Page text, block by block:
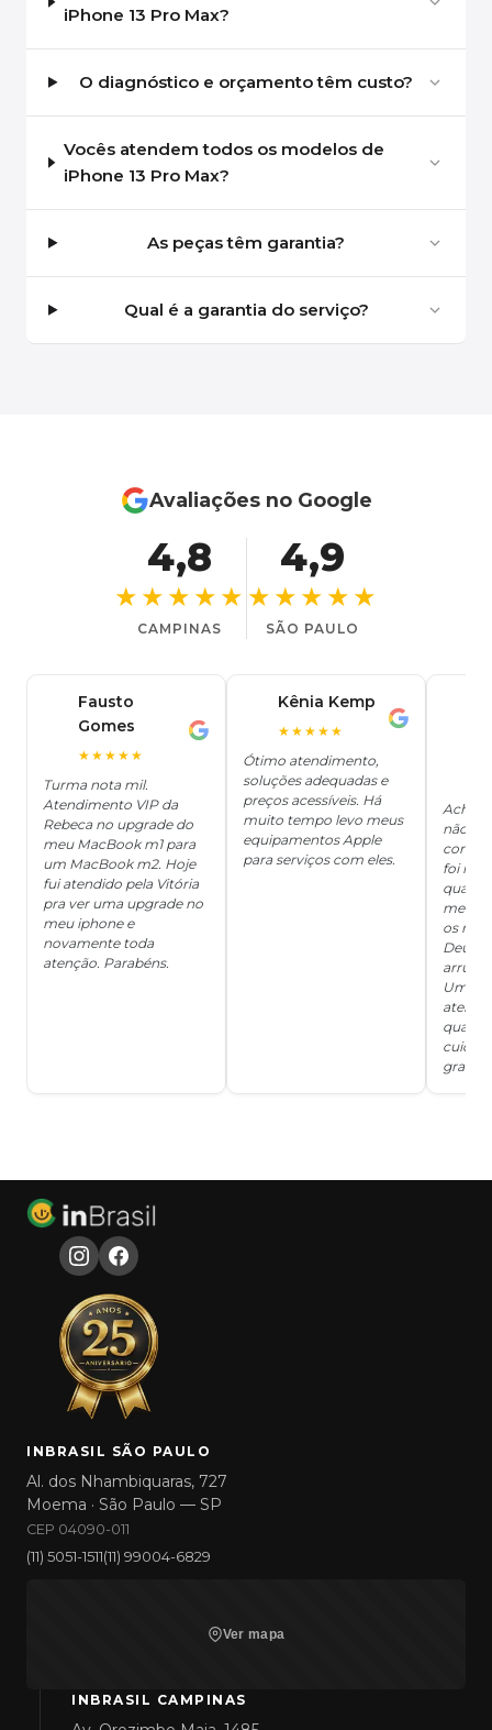
iPhone 13 Pro Max?
O diagnóstico e orçamento têm custo?
Vocês atendem todos os modelos de
iPhone 13 Pro Max?
As peças têm garantia?
Qual é a garantia do serviço?
Avaliações no Google
4,8
★★★★★
CAMPINAS
4,9
★★★★★
SÃO PAULO
Fausto
Gomes
★★★★★
Turma nota mil.
Atendimento VIP da
Rebeca no upgrade do
meu MacBook m1 para
um MacBook m2. Hoje
fui atendido pela Vitória
pra ver uma upgrade no
meu iphone e
novamente toda
atenção. Parabéns.
Kênia Kemp
★★★★★
Ótimo atendimento,
soluções adequadas e
preços acessíveis. Há
muito tempo levo meus
equipamentos Apple
para serviços com eles.
Achei
não
foi
me
os
Deus,
Um
grata!!!
INBRASIL SÃO PAULO
Al. dos Nhambiquaras, 727
Moema · São Paulo — SP
CEP 04090-011
(11) 5051-1511(11) 99004-6829
Ver mapa
INBRASIL CAMPINAS